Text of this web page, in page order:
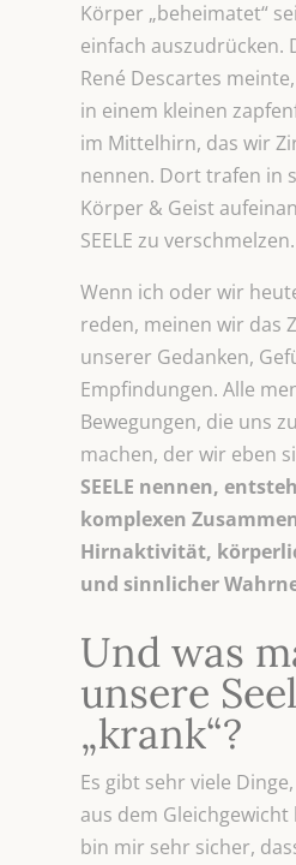
Körper „beheimatet“
einfach auszudrücken.
René Descartes
in einem kleinen
im Mittelhirn, das wir
nennen. Dort trafen in
Körper & Geist
SEELE zu
Wenn ich oder wir
reden, meinen wir das
unserer Gedanken,
Empfindungen. Alle
Bewegungen, die uns
machen, der wir eben
SEELE nennen,
komplexen
Hirnaktivität,
und sinnlicher
Und was
unsere
„krank“?
Es gibt sehr viele
aus dem
bin mir sehr sicher,